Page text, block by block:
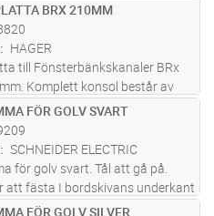
i kundvagn
BRX 210MM
HAGER
till Fönsterbänkskanaler BRx
Komplett konsol består av
och konsolarm. Konsolarmen
avstånd mellan vägg och
finns på k...läs mer
i kundvagn
FÖR GOLV SVART
SCHNEIDER ELECTRIC
för golv svart. Tål att gå på.
att fästa I bordskivans underkant
läggs enkelt in från sidan. Går att
FÖR GOLV SILVER